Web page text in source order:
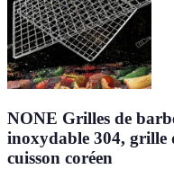
NONE Grilles de
inoxydable 304, grille
cuisson coréen